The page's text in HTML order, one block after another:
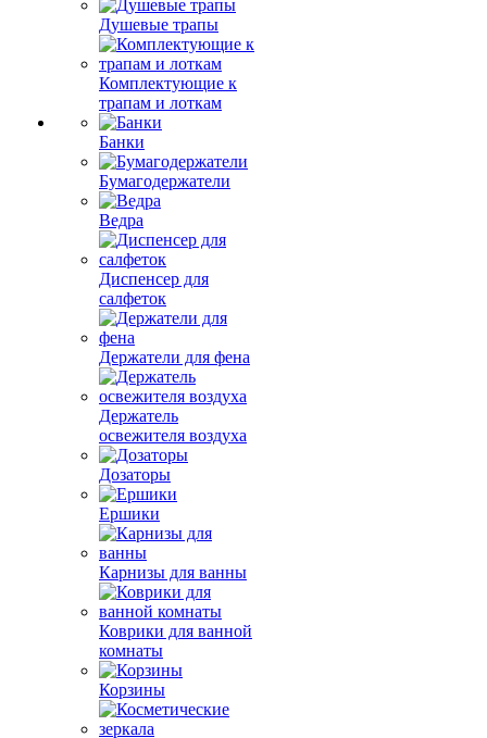
Душевые трапы
Комплектующие к
трапам и лоткам
Банки
Бумагодержатели
Ведра
Диспенсер для
салфеток
Держатели для фена
Держатель
освежителя воздуха
Дозаторы
Ершики
Карнизы для ванны
Коврики для ванной
комнаты
Корзины